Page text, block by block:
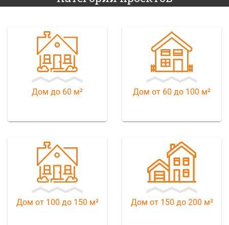
Дом до 60 м² Дом от 60 до 100 м²
Дом от 100 до 150 м² Дом от 150 до 200 м²